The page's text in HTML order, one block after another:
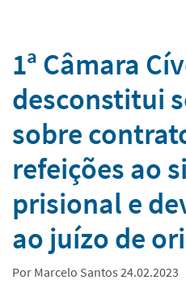
Notícias
1ª Câmara
desconstitui
sobre
refeições ao
prisional e
ao juízo de
Por Marcelo Santos 24.02.2023